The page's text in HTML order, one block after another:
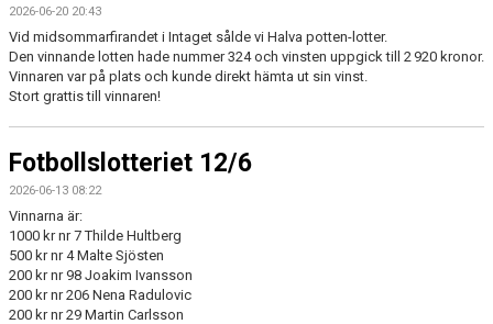
2026-06-20 20:43
Vid midsommarfirandet i Intaget sålde vi Halva potten-lotter.
Den vinnande lotten hade nummer 324 och vinsten uppgick till 2 920 kronor.
Vinnaren var på plats och kunde direkt hämta ut sin vinst.
Stort grattis till vinnaren!
Fotbollslotteriet 12/6
2026-06-13 08:22
Vinnarna är:
1000 kr nr 7 Thilde Hultberg
500 kr nr 4 Malte Sjösten
200 kr nr 98 Joakim Ivansson
200 kr nr 206 Nena Radulovic
200 kr nr 29 Martin Carlsson